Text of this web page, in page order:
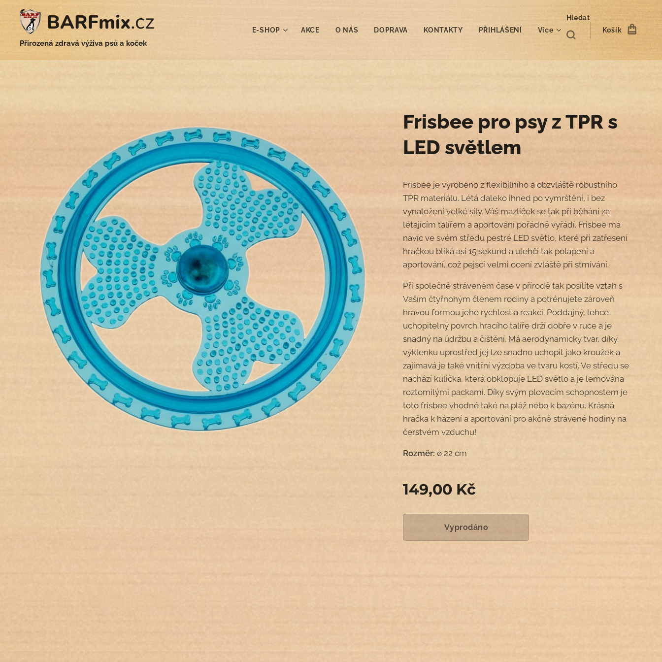
BARFmix.cz
Přirozená zdravá výživa psů a koček
E-SHOP AKCE O NÁS DOPRAVA KONTAKTY PŘIHLÁŠENÍ Více
Hledat
Košík
Frisbee pro psy z TPR s
LED světlem
Frisbee je vyrobeno z flexibilního a obzvláště robustního
TPR materiálu. Létá daleko ihned po vymrštění, i bez
vynaložení velké síly. Váš mazlíček se tak při běhání za
létajícím talířem a aportování pořádně vyřádí. Frisbee má
navíc ve svém středu pestré LED světlo, které při zatřesení
hračkou bliká asi 15 sekund a ulehčí tak polapení a
aportování, což pejsci velmi ocení zvláště při stmívání.
Při společně stráveném čase v přírodě tak posílíte vztah s
Vaším čtyřnohým členem rodiny a potrénujete zároveň
hravou formou jeho rychlost a reakci. Poddajný, lehce
uchopitelný povrch hracího talíře drží dobře v ruce a je
snadný na údržbu a čištění. Má aerodynamický tvar, díky
výklenku uprostřed jej lze snadno uchopit jako kroužek a
zajímavá je také vnitřní výzdoba ve tvaru kostí. Ve středu se
nachází kulička, která obklopuje LED světlo a je lemována
roztomilými packami. Díky svým plovacím schopnostem je
toto frisbee vhodné také na pláž nebo k bazénu. Krásná
hračka k házení a aportování pro akčně strávené hodiny na
čerstvém vzduchu!
Rozměr: ø 22 cm
149,00 Kč
Vyprodáno